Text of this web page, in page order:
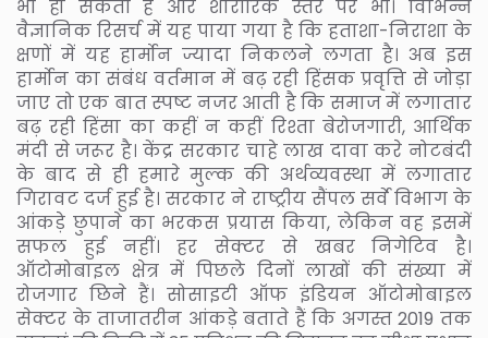
भी हो सकती है और शारीरिक स्तर पर भी। विभिन्न
वैज्ञानिक रिसर्च में यह पाया गया है कि हताशा-निराशा के
क्षणों में यह हार्मोन ज्यादा निकलने लगता है। अब इस
हार्मोन का संबंध वर्तमान में बढ़ रही हिंसक प्रवृत्ति से जोड़ा
जाए तो एक बात स्पष्ट नजर आती है कि समाज में लगातार
बढ़ रही हिंसा का कहीं न कहीं रिश्ता बेरोजगारी, आर्थिक
मंदी से जरूर है। केंद्र सरकार चाहे लाख दावा करे नोटबंदी
के बाद से ही हमारे मुल्क की अर्थव्यवस्था में लगातार
गिरावट दर्ज हुई है। सरकार ने राष्ट्रीय सैंपल सर्वे विभाग के
आंकड़े छुपाने का भरकस प्रयास किया, लेकिन वह इसमें
सफल हुई नहीं। हर सेक्टर से खबर निगेटिव है।
ऑटोमोबाइल क्षेत्र में पिछले दिनों लाखों की संख्या में
रोजगार छिने हैं। सोसाइटी ऑफ इंडियन ऑटोमोबाइल
सेक्टर के ताजातरीन आंकड़े बताते हैं कि अगस्त 2019 तक